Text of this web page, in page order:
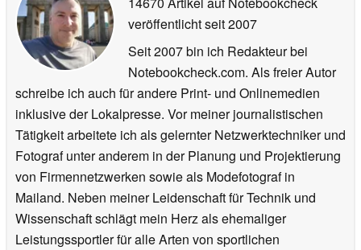
veröffentlichtseit 2007
Seit 2007 bin ich Redakteur bei
Notebookcheck.com. Als freier Autor
schreibe ich auch für andere Print- und Onlinemedien
inklusive der Lokalpresse. Vor meiner journalistischen
Tätigkeit arbeitete ich als gelernter Netzwerktechniker und
Fotograf unter anderem in der Planung und Projektierung
von Firmennetzwerken sowie als Modefotograf in
Mailand. Neben meiner Leidenschaft für Technik und
Wissenschaft schlägt mein Herz als ehemaliger
Leistungssportler für alle Arten von sportlichen